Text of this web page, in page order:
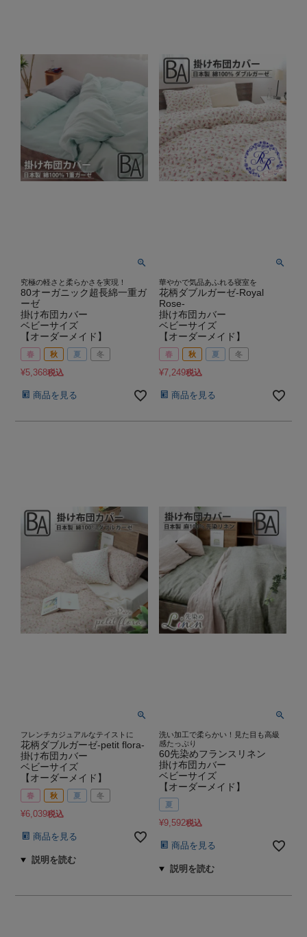
究極の軽さと柔らかさを実現！
80オーガニック超長綿一重ガ
ーゼ
掛け布団カバー
ベビーサイズ
【オーダーメイド】
春 秋 夏 冬
¥5,368税込
商品を見る
華やかで気品あふれる寝室を
花柄ダブルガーゼ-Royal
Rose-
掛け布団カバー
ベビーサイズ
【オーダーメイド】
春 秋 夏 冬
¥7,249税込
商品を見る
フレンチカジュアルなテイストに
花柄ダブルガーゼ-petit flora-
掛け布団カバー
ベビーサイズ
【オーダーメイド】
春 秋 夏 冬
¥6,039税込
商品を見る
洗い加工で柔らかい！見た目も高級
感たっぷり
60先染めフランスリネン
掛け布団カバー
ベビーサイズ
【オーダーメイド】
夏
¥9,592税込
商品を見る